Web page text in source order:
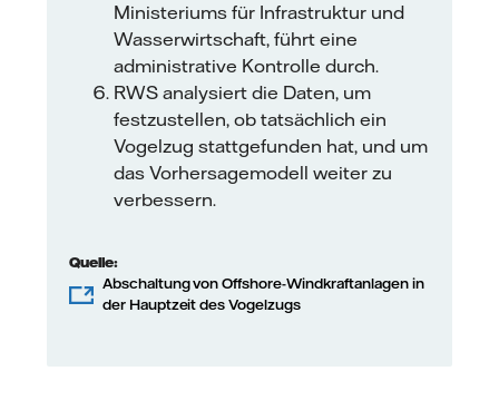
Ministeriums für Infrastruktur und
Wasserwirtschaft, führt eine
administrative Kontrolle durch.
RWS analysiert die Daten, um
festzustellen, ob tatsächlich ein
Vogelzug stattgefunden hat, und um
das Vorhersagemodell weiter zu
verbessern.
Quelle:
Abschaltung von Offshore-Windkraftanlagen in
der Hauptzeit des Vogelzugs